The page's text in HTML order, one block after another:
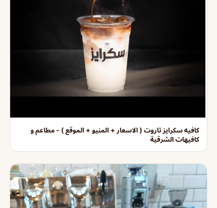
كافيه سكرايز تاروت ( الاسعار + المنيو + الموقع ) - مطاعم و
كافيهات الشرقية